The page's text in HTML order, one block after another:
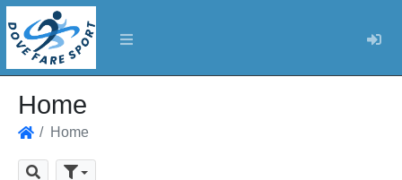
Home
Home
CercaParametri di ricerca